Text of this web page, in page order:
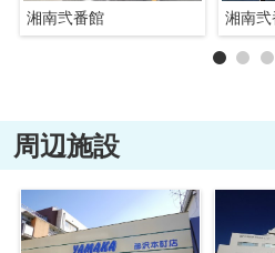
湘南弐番館 湘南弐
周辺施設